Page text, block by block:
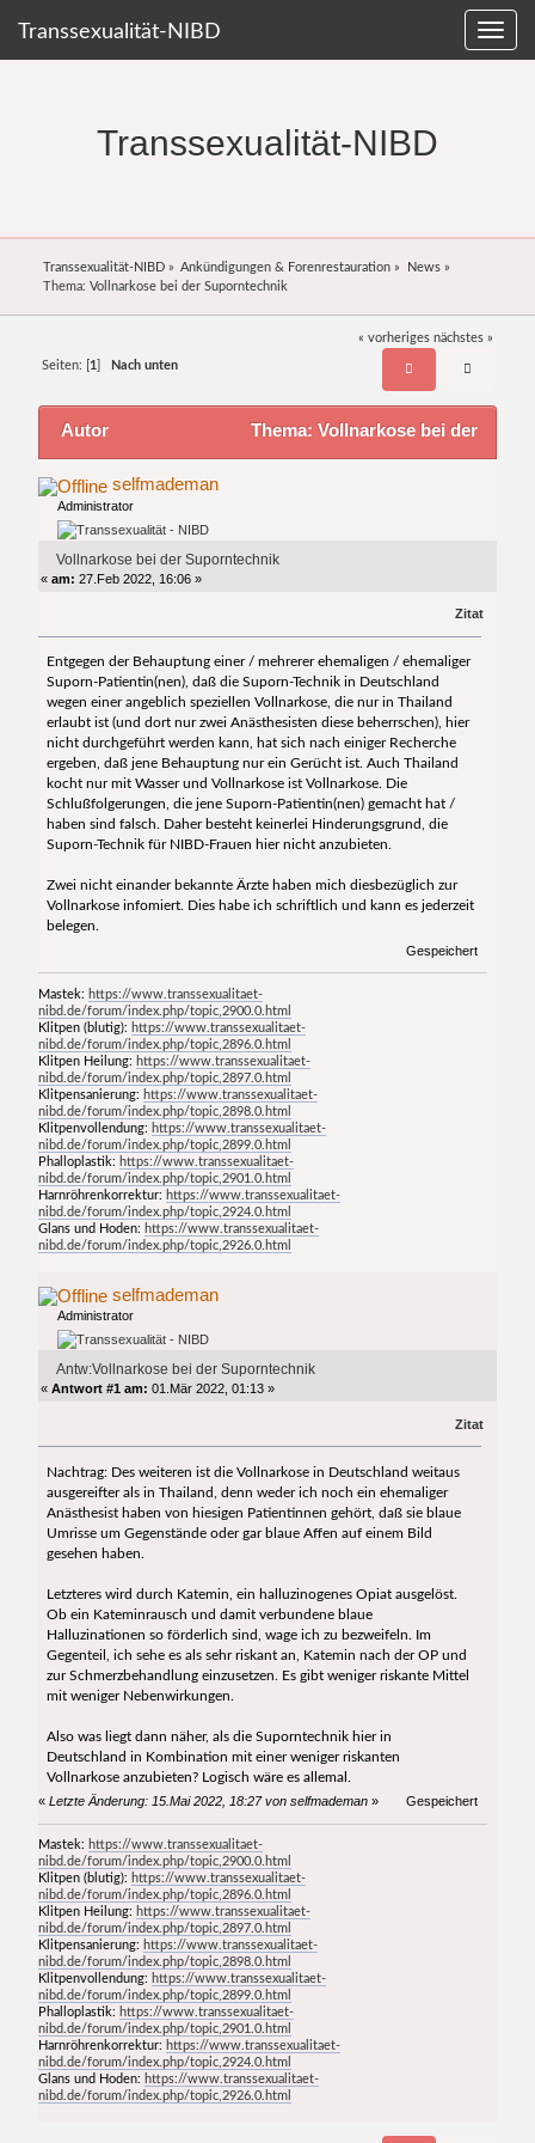
Transsexualität-NIBD
Transsexualität-NIBD
Transsexualität-NIBD» Ankündigungen & Forenrestauration » News»
Thema: Vollnarkose bei der Suporntechnik
« vorheriges nächstes »
Seiten: [ 1 Nach unten
Autor Thema: Vollnarkose bei der
Suporntechnik (Gelesen 11520 mal)
selfmademan
Administrator
Vollnarkose bei der Suporntechnik
«am: 27.Feb 2022, 16:06 »
Zitat
Entgegen der Behauptung einer / mehrerer ehemaligen / ehemaliger
Suporn-Patientin(nen), daß die Suporn-Technik in Deutschland
wegen einer angeblich speziellen Vollnarkose, die nur in Thailand
erlaubt ist (und dort nur zwei Anästhesisten diese beherrschen), hier
nicht durchgeführt werden kann, hat sich nach einiger Recherche
ergeben, daß jene Behauptung nur ein Gerücht ist. Auch Thailand
kocht nur mit Wasser und Vollnarkose ist Vollnarkose. Die
Schlußfolgerungen, die jene Suporn-Patientin(nen) gemacht hat /
haben sind falsch. Daher besteht keinerlei Hinderungsgrund, die
Suporn-Technik für NIBD-Frauen hier nicht anzubieten.
Zwei nicht einander bekannte Ärzte haben mich diesbezüglich zur
Vollnarkose infomiert. Dies habe ich schriftlich und kann es jederzeit
belegen.
Gespeichert
Mastek: https://www.transsexualitaet-
nibd.de/forum/index.php/topic,2900.0.html
Klitpen (blutig): https://www.transsexualitaet-
nibd.de/forum/index.php/topic,2896.0.html
Klitpen Heilung: https://www.transsexualitaet-
nibd.de/forum/index.php/topic,2897.0.html
Klitpensanierung: https://www.transsexualitaet-
nibd.de/forum/index.php/topic,2898.0.html
Klitpenvollendung: https://www.transsexualitaet-
nibd.de/forum/index.php/topic,2899.0.html
Phalloplastik: https://www.transsexualitaet-
nibd.de/forum/index.php/topic,2901.0.html
Harnröhrenkorrektur: https://www.transsexualitaet-
nibd.de/forum/index.php/topic,2924.0.html
Glans und Hoden: https://www.transsexualitaet-
nibd.de/forum/index.php/topic,2926.0.html
selfmademan
Administrator
Antw:Vollnarkose bei der Suporntechnik
«Antwort #1 am: 01.Mär 2022, 01:13 »
Zitat
Nachtrag: Des weiteren ist die Vollnarkose in Deutschland weitaus
ausgereifter als in Thailand, denn weder ich noch ein ehemaliger
Anästhesist haben von hiesigen Patientinnen gehört, daß sie blaue
Umrisse um Gegenstände oder gar blaue Affen auf einem Bild
gesehen haben.
Letzteres wird durch Katemin, ein halluzinogenes Opiat ausgelöst.
Ob ein Kateminrausch und damit verbundene blaue
Halluzinationen so förderlich sind, wage ich zu bezweifeln. Im
Gegenteil, ich sehe es als sehr riskant an, Katemin nach der OP und
zur Schmerzbehandlung einzusetzen. Es gibt weniger riskante Mittel
mit weniger Nebenwirkungen.
Also was liegt dann näher, als die Suporntechnik hier in
Deutschland in Kombination mit einer weniger riskanten
Vollnarkose anzubieten? Logisch wäre es allemal.
«Letzte Änderung: 15.Mai 2022, 18:27 von selfmademan » Gespeichert
Mastek: https://www.transsexualitaet-
nibd.de/forum/index.php/topic,2900.0.html
Klitpen (blutig): https://www.transsexualitaet-
nibd.de/forum/index.php/topic,2896.0.html
Klitpen Heilung: https://www.transsexualitaet-
nibd.de/forum/index.php/topic,2897.0.html
Klitpensanierung: https://www.transsexualitaet-
nibd.de/forum/index.php/topic,2898.0.html
Klitpenvollendung: https://www.transsexualitaet-
nibd.de/forum/index.php/topic,2899.0.html
Phalloplastik: https://www.transsexualitaet-
nibd.de/forum/index.php/topic,2901.0.html
Harnröhrenkorrektur: https://www.transsexualitaet-
nibd.de/forum/index.php/topic,2924.0.html
Glans und Hoden: https://www.transsexualitaet-
nibd.de/forum/index.php/topic,2926.0.html